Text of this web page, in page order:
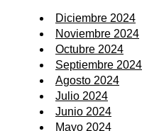
Diciembre 2024
Noviembre 2024
Octubre 2024
Septiembre 2024
Agosto 2024
Julio 2024
Junio 2024
Mayo 2024